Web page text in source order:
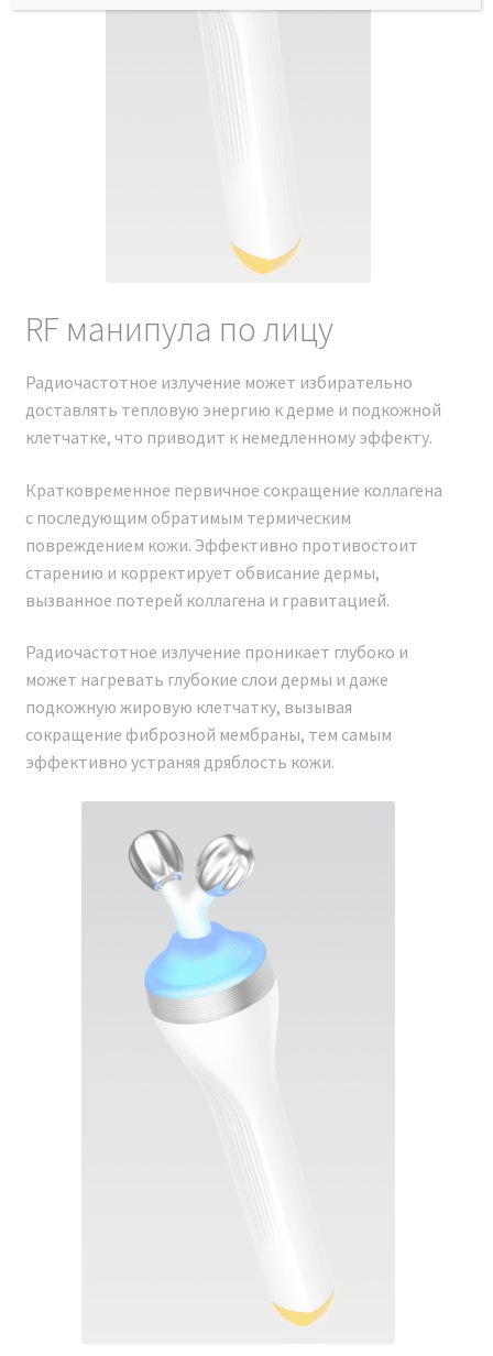
Внимание! Остерегайтесь
подделок!
Из-за популярности многофункционального
аппарата Косметологический комбайн ANGUS ZHZ-01
Новая модель 2024 г. на рынке появилось
значительное количество подделок. Несмотря на
схожий внешний вид с оригиналом, эти поддельные
косметологические аппараты не обладают
заявленными характеристиками. Чтобы избежать
рекомендуем покупать только проверенные
оригинальные модели.
Для легкой проверки аутентичности аппарата можно
воспользоваться функцией NFC-чипа,
Достаточно приложить свой телефон к этому чипу.
Если аппарат является оригинальным, на экране
смартфона появится зеленая галочка, что будет
свидетельствовать об его подлинности и
соответствии заявленным характеристикам.
RF манипула по лицу
Радиочастотное излучение может избирательно
доставлять тепловую энергию к дерме и подкожной
клетчатке, что приводит к немедленному эффекту.
Кратковременное первичное сокращение коллагена
с последующим обратимым термическим
повреждением кожи. Эффективно противостоит
старению и корректирует обвисание дермы,
вызванное потерей коллагена и гравитацией.
Радиочастотное излучение проникает глубоко и
может нагревать глубокие слои дермы и даже
подкожную жировую клетчатку, вызывая
сокращение фиброзной мембраны, тем самым
эффективно устраняя дряблость кожи.